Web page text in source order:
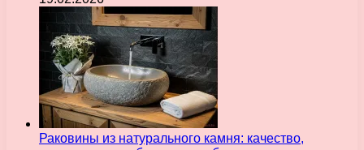
Раковины из натурального камня: качество,